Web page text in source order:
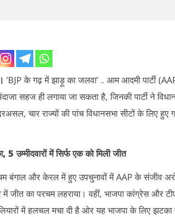
लुधियाना वेस्ट व
कांग्रेस व टीएमसी
June
2025
‘BJP के गढ़ में झाड़ू का जलवा’ .. आम आदमी पार्टी
सहज ही लगाया जा सकता है, जिनकी पार्टी ने
चार राज्यों की पांच विधानसभा सीटों के लिए
उम्मीदवारों में सिर्फ एक को मिली जीत
बंगाल और केरल में हुए उपचुनावों में AAP के संजीव
में जीत का परचम लहराया। वहीं, भाजपा कांग्रेस और
में हलचल मचा दी है ओर यह भाजपा के लिए झटका